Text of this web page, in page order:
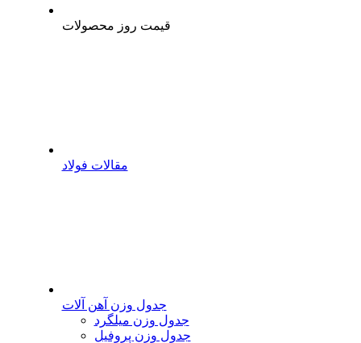
قیمت روز محصولات
مقالات فولاد
جدول وزن آهن آلات
جدول وزن میلگرد
جدول وزن پروفیل